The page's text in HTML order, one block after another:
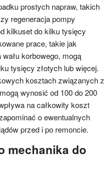
prostych napraw, takich
regeneracja pompy
kilkuset do kilku tysięcy
prace, takie jak
korbowego, mogą
tysięcy złotych lub więcej.
kosztach związanych z
wynosić od 100 do 200
na całkowity koszt
o ewentualnych
przed i po remoncie.
mechanika do